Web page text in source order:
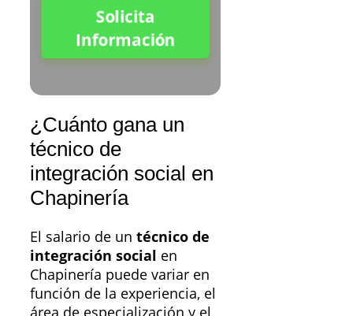
Solicita
Información
¿Cuánto gana un
técnico de
integración social en
Chapinería
El salario de un técnico de
integración social en
Chapinería puede variar en
función de la experiencia, el